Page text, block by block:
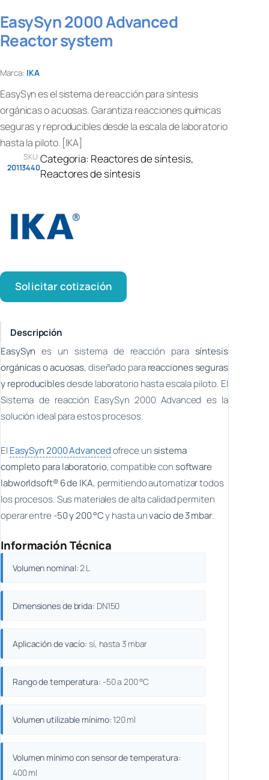
EasySyn 2000 Advanced
Reactor system
Marca: IKA
EasySyn es el sistema de reacción para síntesis
orgánicas o acuosas. Garantiza reacciones químicas
seguras y reproducibles desde la escala de laboratorio
hasta la piloto. [IKA]
SKU:
20113440
Categoria: Reactores de síntesis
Reactores de síntesis
Solicitar cotización
Descripción
EasySyn es un sistema de reacción para síntesis
orgánicas o acuosas, diseñado parareacciones seguras
y reproduciblesdesde laboratorio hasta escala piloto. El
Sistema de reacción EasySyn 2000 Advanced es la
solución ideal para estos procesos.
El EasySyn 2000 Advancedofrece unsistema
completo para laboratorio, compatible consoftware
labworldsoft® 6 de IKA, permitiendo automatizar todos
los procesos. Sus materiales de alta calidad permiten
operar entre -50 y 200 °Cy hasta unvacío de 3 mbar.
Información Técnica
Volumen nominal:2 L
Dimensiones de brida: DN150
Aplicación de vacío: sí, hasta 3 mbar
Rango de temperatura: -50 a 200 °C
Volumen utilizable mínimo:120 ml
Volumen mínimo con sensor de temperatura:
400 ml